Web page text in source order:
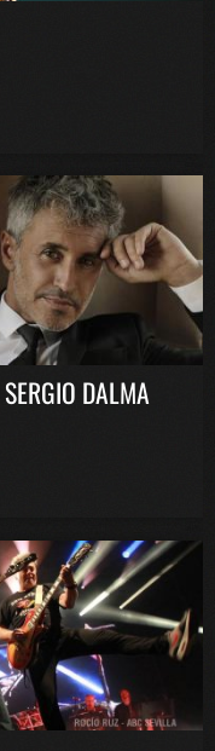
SERGIO DALMA